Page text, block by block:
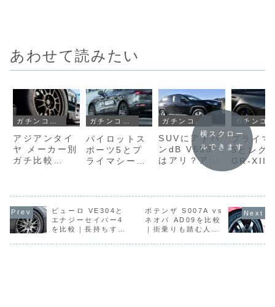
あわせて読みたい
アジアンタイ
ヤ メーカー別
ガチ比較
ネクセン・ナ
ンカンほか全
ブランドの実
パイロットス
ポーツ5とプ
ライマシー
ぶか、疲れに
SUVにアドバ
ンdB V553
はアリ？アレ
ンザLX100と
プライマ
5とレグ
GR-XIII
いを比較
地・走行
でどっち
ぶべき？
横スクロー
ルできます
ビューロ VE304と
エナジーセイバー4
を比較｜長持ちする
ポテンザ S007A vs
ネオバ AD09を比較
｜街乗りも踏む人の